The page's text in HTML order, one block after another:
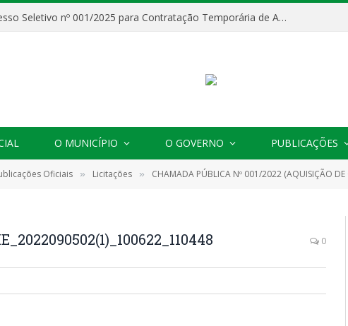
Processo Seletivo nº 001/2025 para Contratação Temporária de Agentes Comunitários de Saúde (ACS)
O MUNICÍPIO O GOVERNO PUBLICAÇÕES
Oficiais » Licitações » CHAMADA PÚBLICA Nº 001/2022 (AQUISIÇÃO DE
0